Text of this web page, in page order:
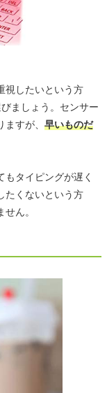
視したいという方
ましょう。センサー
すが、 早いものだ
タイピングが遅く
たくないという方
ん。